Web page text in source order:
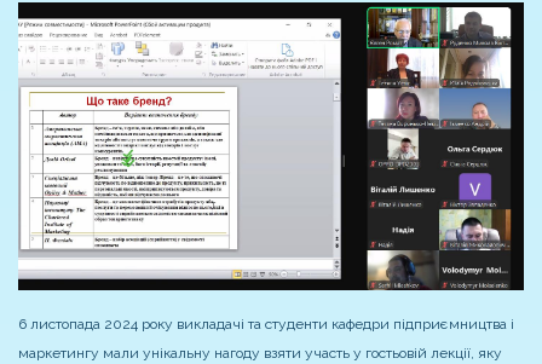
6 листопада 2024 року викладачі та студенти кафедри підприємництва і
маркетингу мали унікальну нагоду взяти участь у гостьовій лекції, яку